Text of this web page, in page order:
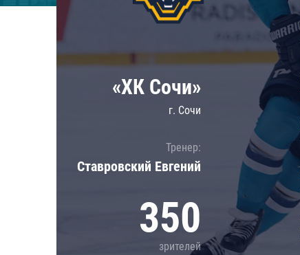
Локомотив
ЦСКА
Шанхайские Драконы
«ХК Сочи»
г. Сочи
Тренер:
Ставровский Евгений
350
зрителей